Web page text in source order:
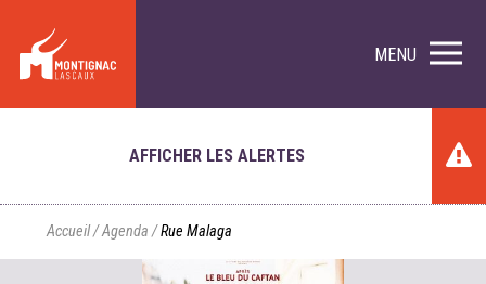
MENU
AFFICHER LES ALERTES
Accueil/Agenda /Rue Malaga